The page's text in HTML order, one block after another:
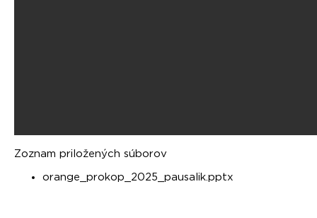
Zoznam priložených súborov
orange_prokop_2025_pausalik.pptx